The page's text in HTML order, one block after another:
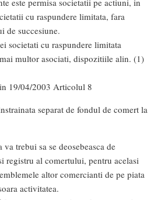
cu raspundere limitata, fara
de succesiune.
societati cu raspundere limitata
multor asociati, dispozitiile alin. (1)
19/04/2003 Articolul 8
separat de fondul de comert la
trebui sa se deosebeasca de
registru al comertului, pentru acelasi
altor comercianti de pe piata
activitatea.